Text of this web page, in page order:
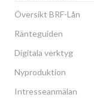
Översikt BRF-Lån
Ränteguiden
Digitala verktyg
Nyproduktion
Intresseanmälan